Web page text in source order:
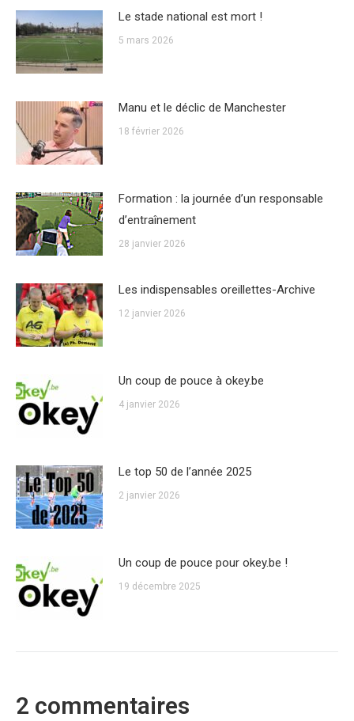
Le stade national est mort !
5 mars 2026
Manu et le déclic de Manchester
18 février 2026
Formation : la journée d’un responsable
d’entraînement
28 janvier 2026
Les indispensables oreillettes-Archive
12 janvier 2026
Un coup de pouce à okey.be
4 janvier 2026
Le top 50 de l’année 2025
2 janvier 2026
Un coup de pouce pour okey.be !
19 décembre 2025
2 commentaires